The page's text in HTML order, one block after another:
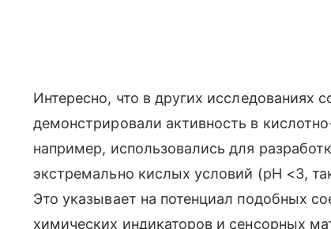
Интересно, что в других исследованиях
демонстрировали активность в
например, использовались для
экстремально кислых условий (pH <3,
Это указывает на потенциал подобных
химических индикаторов и сенсорных